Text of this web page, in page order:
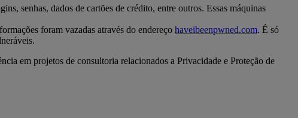
senhas, dados de cartões de crédito, entre outros. Essas máquinas
foram vazadas através do endereço haveibeenpwned.com. É só
em projetos de consultoria relacionados a Privacidade e Proteção de